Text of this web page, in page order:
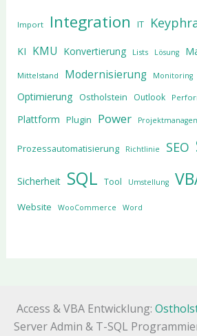
Import Integration IT
KI KMU Konvertierung Lists Lösung
Mittelstand Modernisierung Monitoring
Optimierung Ostholstein Outlook
Plattform Plugin Power
Prozessautomatisierung Richtlinie SEO
Sicherheit SQL Tool Umstellung
Website WooCommerce Word
Access & VBA Entwicklung:
Server Admin & T-SQL